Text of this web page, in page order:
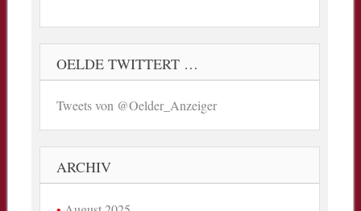
OELDE TWITTERT …
Tweets von @Oelder_Anzeiger
ARCHIV